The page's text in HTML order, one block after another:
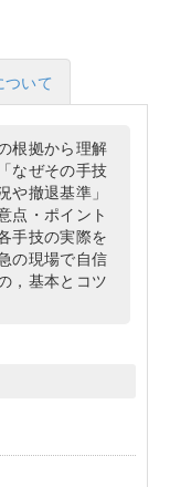
いて
根拠から理解
なぜその手技
撤退基準」
点・ポイント
手技の実際を
の現場で自信
，基本とコツ